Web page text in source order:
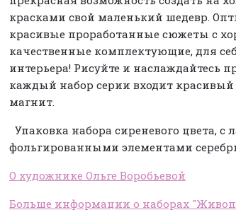
красками свой маленький шедевр.
красивые проработанные сюжеты с
качественные комплектующие, для
интерьера! Рисуйте и наслаждайтесь
каждый набор серии входит красивый
магнит.
Упаковка набора сиреневого цвета,
фольгированными элементами
О художнике Ольге Воробьевой
Больше информации о наборах